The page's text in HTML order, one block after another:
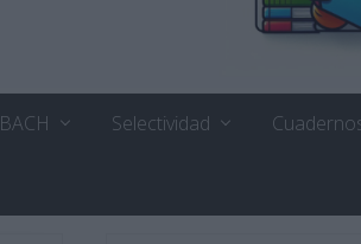
Selectividad